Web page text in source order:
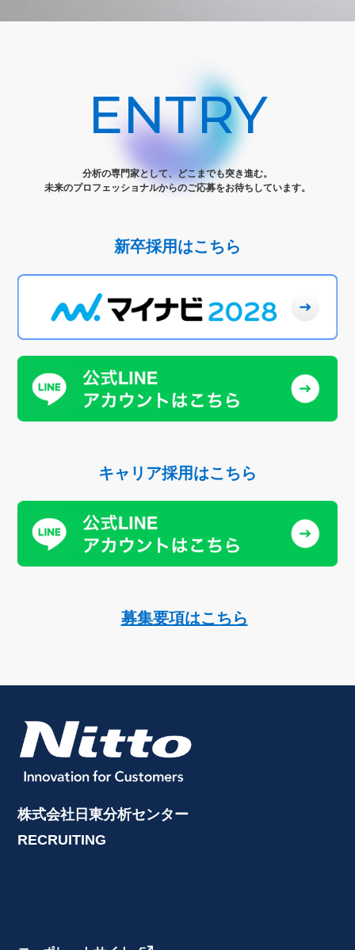
ENTRY
分析の専門家として、どこまでも突き進む。
未来のプロフェッショナルからのご応募をお待ちしています。
新卒採用はこちら
キャリア採用はこちら
募集要項はこちら
株式会社日東分析センター
RECRUITING